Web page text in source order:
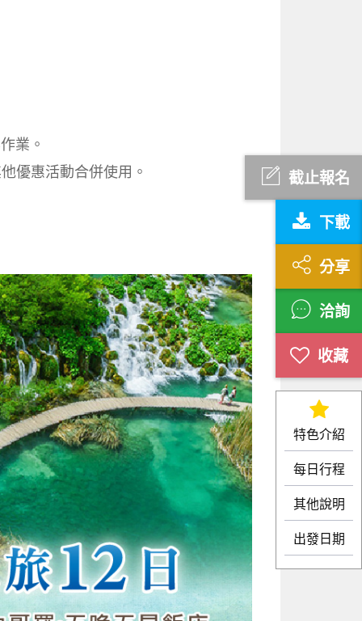
截止報名
下載
分享
洽詢
特色介紹
每日行程
其他說明
出發日期
業。
優惠活動合併使用。